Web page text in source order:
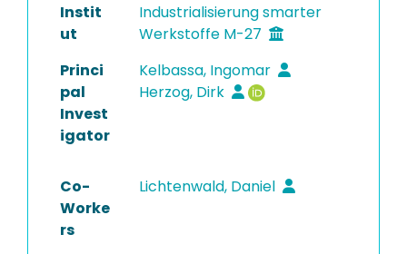
Instit
ut
Industrialisierung smarter
Werkstoffe M-27
Princi
pal
Invest
igator
Kelbassa, Ingomar
Herzog, Dirk
Co-
Worke
rs
Lichtenwald, Daniel